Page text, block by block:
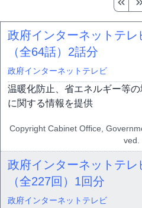
政府インターネットテ
（全64話） 2話分
政府インターネットテレビ
温暖化防止、省エネルギー等
に関する情報を提供
Copyright Cabinet Office,
ved.
政府インターネットテ
（全227回） 1回分
政府インターネットテレビ